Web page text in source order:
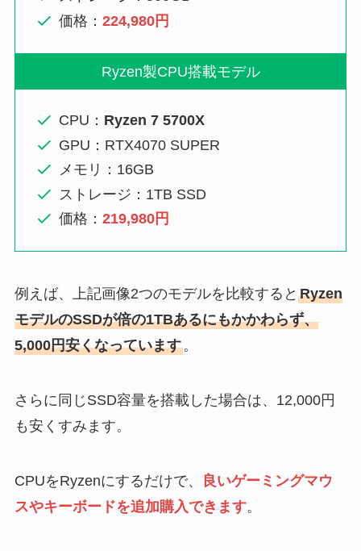
価格： 224,980円
Ryzen製CPU搭載モデル
CPU： Ryzen 7 5700X
GPU：RTX4070 SUPER
メモリ：16GB
ストレージ：1TB SSD
価格： 219,980円
例えば、上記画像2つのモデルを比較すると Ryzen
モデルのSSDが倍の1TBあるにもかかわらず、
5,000円安くなっています。
さらに同じSSD容量を搭載した場合は、12,000円
も安くすみます。
CPUをRyzenにするだけで、
良いゲーミングマウ
スやキーボードを追加購入できます。